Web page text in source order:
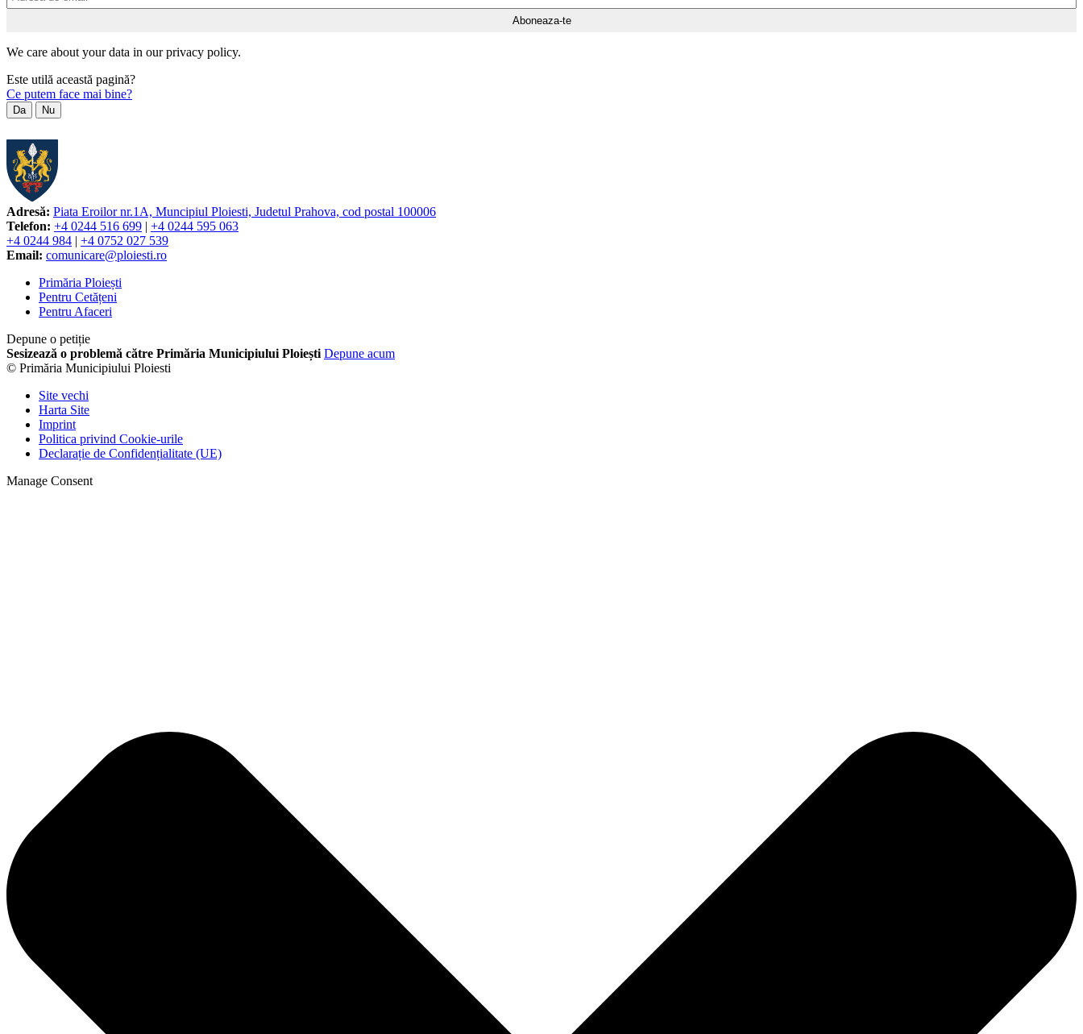
We care about your data in our privacy policy.
Este utilă această pagină?
Ce putem face mai bine?
Da Nu
Adresă: Piata Eroilor nr.1A, Muncipiul Ploiesti, Judetul Prahova, cod postal 100006
Telefon: +4 0244 516 699 | +4 0244 595 063
+4 0244 984 | +4 0752 027 539
Email: comunicare@ploiesti.ro
Primăria Ploiești
Pentru Cetățeni
Pentru Afaceri
Depune o petiție
Sesizează o problemă către Primăria Municipiului Ploiești Depune acum
© Primăria Municipiului Ploiesti
Site vechi
Harta Site
Imprint
Politica privind Cookie-urile
Declarație de Confidențialitate (UE)
Manage Consent